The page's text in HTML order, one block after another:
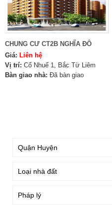
CHUNG CƯ CT2B NGHĨA ĐÔ
Giá: Liên hệ
Vị trí: Cổ Nhuế 1, Bắc Từ Liêm
Bàn giao nhà: Đã bàn giao